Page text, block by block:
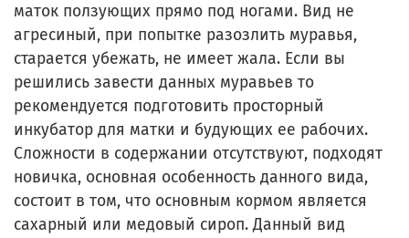
маток ползующих прямо под ногами. Вид не
агресиный, при попытке разозлить муравья,
старается убежать, не имеет жала. Если вы
решились завести данных муравьев то
рекомендуется подготовить просторный
инкубатор для матки и будующих ее рабочих.
Сложности в содержании отсутствуют, подходят
новичка, основная особенность данного вида,
состоит в том, что основным кормом является
сахарный или медовый сироп. Данный вид